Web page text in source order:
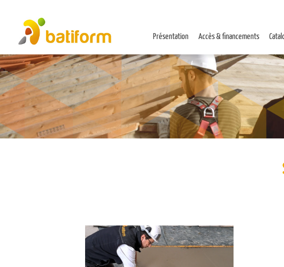
Présentation Accès & financements